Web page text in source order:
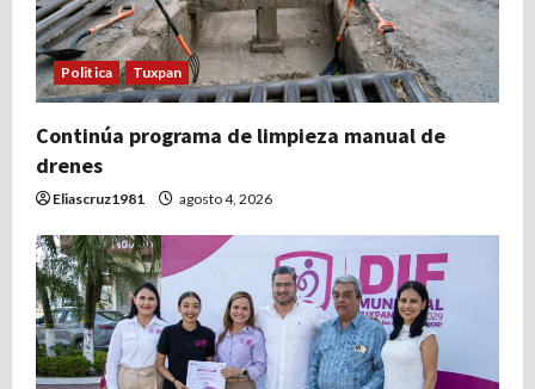
Politica Tuxpan
Continúa programa de limpieza manual de
drenes
Eliascruz1981 agosto 4, 2026